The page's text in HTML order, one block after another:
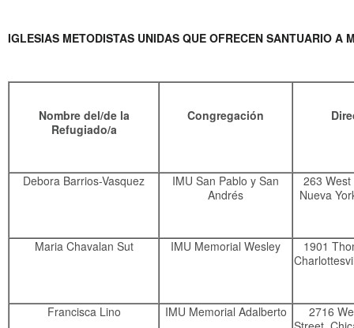
IGLESIAS METODISTAS UNIDAS QUE OFRECEN SANTUARIO A
Nombre del/de la
Refugiado/a
Congregación
Debora Barrios-Vasquez
IMU San Pablo y San
Andrés
263
Nueva
Maria Chavalan Sut IMU Memorial Wesley
1901
Francisca Lino IMU Memorial Adalberto
2716